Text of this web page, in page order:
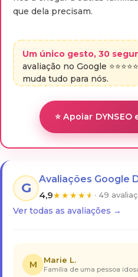
que dela precisam.
Um único gesto, 30
avaliação no Google
muda tudo para nós.
⭐ Apoiar
G
Avaliações Google
4,9★★★★★ · 49
Ver todas as avaliações →
M Marie L.
Família de uma pessoa